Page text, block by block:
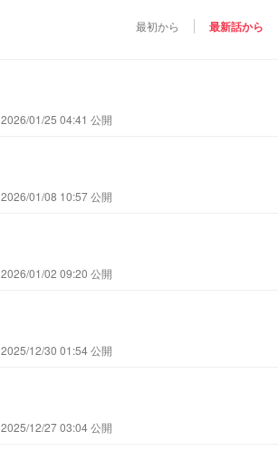
最初から 最新話から
2026/01/25 04:41 公開
2026/01/08 10:57 公開
2026/01/02 09:20 公開
2025/12/30 01:54 公開
2025/12/27 03:04 公開